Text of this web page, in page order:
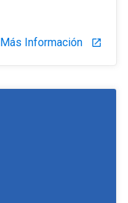
Más Información launch